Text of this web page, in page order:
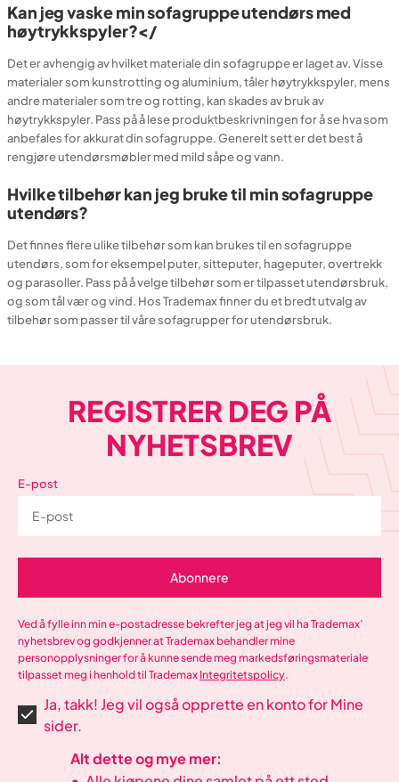
Kan jeg vaske min sofagruppe utendørs med
høytrykkspyler?</
Det er avhengig av hvilket materiale din sofagruppe er laget av. Visse
materialer som kunstrotting og aluminium, tåler høytrykkspyler, mens
andre materialer som tre og rotting, kan skades av bruk av
høytrykkspyler. Pass på å lese produktbeskrivningen for å se hva som
anbefales for akkurat din sofagruppe. Generelt sett er det best å
rengjøre utendørsmøbler med mild såpe og vann.
Hvilke tilbehør kan jeg bruke til min sofagruppe
utendørs?
Det finnes flere ulike tilbehør som kan brukes til en sofagruppe
utendørs, som for eksempel puter, sitteputer, hageputer, overtrekk
og parasoller. Pass på å velge tilbehør som er tilpasset utendørsbruk,
og som tål vær og vind. Hos Trademax finner du et bredt utvalg av
tilbehør som passer til våre sofagrupper for utendørsbruk.
REGISTRER DEG PÅ
NYHETSBREV
E-post
Abonnere
Ved å fylle inn min e-postadresse bekrefter jeg at jeg vil ha Trademax’
nyhetsbrev og godkjenner at Trademax behandler mine
personopplysninger for å kunne sende meg markedsføringsmateriale
tilpasset meg i henhold til Trademax Integritetspolicy.
Ja, takk! Jeg vil også opprette en konto for Mine
sider.
Alt dette og mye mer: